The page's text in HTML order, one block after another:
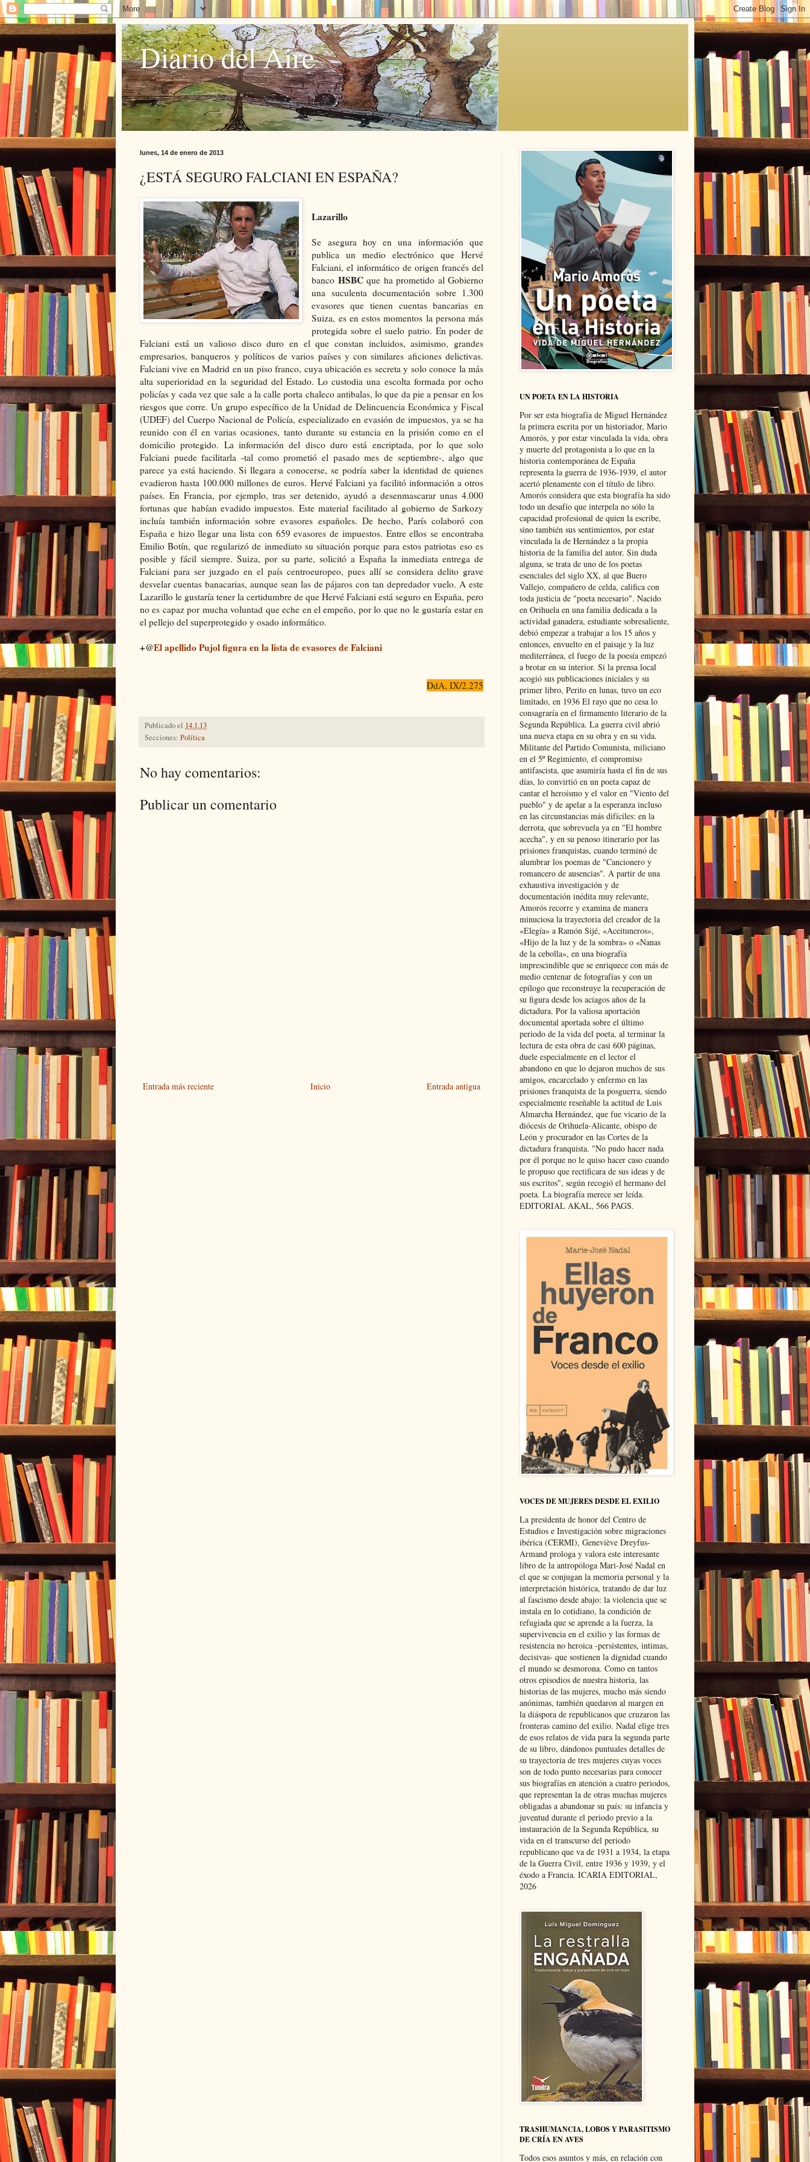
Diario del Aire
lunes, 14 de enero de 2013
¿ESTÁ SEGURO FALCIANI EN ESPAÑA?
Lazarillo
Se asegura hoy en una información que
publica un medio electrónico que Hervé
Falciani, el informático de origen francés del
banco HSBCque ha prometido al Gobierno
una suculenta documentación sobre 1.300
evasores que tienen cuentas bancarias en
Suiza, es en estos momentos la persona más
protegida sobre el suelo patrio. En poder de
Falciani está un valioso disco duro en el que constan incluidos, asimismo, grandes
empresarios, banqueros y políticos de varios países y con similares aficiones delictivas.
Falciani vive en Madrid en un piso franco, cuya ubicación es secreta y solo conoce la más
alta superioridad en la seguridad del Estado. Lo custodia una escolta formada por ocho
policías y cada vez que sale a la calle porta chaleco antibalas, lo que da pie a pensar en los
riesgos que corre. Un grupo específico de la Unidad de Delincuencia Económica y Fiscal
(UDEF) del Cuerpo Nacional de Policía, especializado en evasión de impuestos, ya se ha
reunido con él en varias ocasiones, tanto durante su estancia en la prisión como en el
domicilio protegido. La información del disco duro está encriptada, por lo que solo
Falciani puede facilitarla -tal como prometió el pasado mes de septiembre-, algo que
parece ya está haciendo. Si llegara a conocerse, se podría saber la identidad de quienes
evadieron hasta 100.000 millones de euros. Hervé Falciani ya facilitó información a otros
países. En Francia, por ejemplo, tras ser detenido, ayudó a desenmascarar unas 4.000
fortunas que habían evadido impuestos. Este material facilitado al gobierno de Sarkozy
incluía también información sobre evasores españoles. De hecho, París colaboró con
España e hizo llegar una lista con 659evasores de impuestos. Entre ellos se encontraba
Emilio Botín, que regularizó de inmediato su situación porque para estos patriotas eso es
posible y fácil siempre. Suiza, por su parte, solicitó a España la inmediata entrega de
Falciani para ser juzgado en el país centroeuropeo, pues allí se considera delito grave
desvelar cuentas banacarias, aunque sean las de pájaros con tan depredador vuelo. A este
Lazarillo le gustaría tener la certidumbre de que Hervé Falciani está seguro en España, pero
no es capaz por mucha voluntad que eche en el empeño, por lo que no le gustaría estar en
el pellejo del superprotegido y osado informático.
+@El apellido Pujol figura en la lista de evasores de Falciani
DdA, IX/2.275
Publicado el 14.1.13
Secciones: Política
No hay comentarios:
Publicar un comentario
Entrada más reciente Entrada antigua
Inicio
UN POETA EN LA HISTORIA
Por ser esta biografía de Miguel Hernández
la primera escrita por un historiador, Mario
Amorós, y por estar vinculada la vida, obra
y muerte del protagonista a lo que en la
historia contemporánea de España
representa la guerra de 1936-1939, el autor
acertó plenamente con el título de libro.
Amorós considera que esta biografía ha sido
todo un desafío que interpela no sólo la
capacidad profesional de quien la escribe,
sino también sus sentimientos, por estar
vinculada la de Hernández a la propia
historia de la familia del autor. Sin duda
alguna, se trata de uno de los poetas
esenciales del siglo XX, al que Buero
Vallejo, compañero de celda, califica con
toda justicia de "poeta necesario". Nacido
en Orihuela en una familia dedicada a la
actividad ganadera, estudiante sobresaliente,
debió empezar a trabajar a los 15 años y
entonces, envuelto en el paisaje y la luz
mediterránea, el fuego de la poesía empezó
a brotar en su interior. Si la prensa local
acogió sus publicaciones iniciales y su
primer libro, Perito en lunas, tuvo un eco
limitado, en 1936 El rayo que no cesa lo
consagraría en el firmamento literario de la
Segunda República. La guerra civil abrió
una nueva etapa en su obra y en su vida.
Militante del Partido Comunista, miliciano
en el 5º Regimiento, el compromiso
antifascista, que asumiría hasta el fin de sus
días, lo convirtió en un poeta capaz de
cantar el heroísmo y el valor en "Viento del
pueblo" y de apelar a la esperanza incluso
en las circunstancias más difíciles: en la
derrota, que sobrevuela ya en "El hombre
acecha", y en su penoso itinerario por las
prisiones franquistas, cuando terminó de
alumbrar los poemas de "Cancionero y
romancero de ausencias". A partir de una
exhaustiva investigación y de
documentación inédita muy relevante,
Amorós recorre y examina de manera
minuciosa la trayectoria del creador de la
«Elegía» a Ramón Sijé, «Aceituneros»,
«Hijo de la luz y de la sombra» o «Nanas
de la cebolla», en una biografía
imprescindible que se enriquece con más de
medio centenar de fotografías y con un
epílogo que reconstruye la recuperación de
su figura desde los aciagos años de la
dictadura. Por la valiosa aportación
documental aportada sobre el último
periodo de la vida del poeta, al terminar la
lectura de esta obra de casi 600 páginas,
duele especialmente en el lector el
abandono en que lo dejaron muchos de sus
amigos, encarcelado y enfermo en las
prisiones franquista de la posguerra, siendo
especialmente reseñable la actitud de Luis
Almarcha Hernández, que fue vicario de la
diócesis de Orihuela-Alicante, obispo de
León y procurador en las Cortes de la
dictadura franquista. "No pudo hacer nada
por él porque no le quiso hacer caso cuando
le propuso que rectificara de sus ideas y de
sus escritos", según recogió el hermano del
poeta. La biografía merece ser leída.
EDITORIAL AKAL, 566 PAGS.
VOCES DE MUJERES DESDE EL EXILIO
La presidenta de honor del Centro de
Estudios e Investigación sobre migraciones
ibérica (CERMI), Geneviève Dreyfus-
Armand prologa y valora este interesante
libro de la antropóloga Mari-José Nadal en
el que se conjugan la memoria personal y la
interpretación histórica, tratando de dar luz
al fascismo desde abajo: la violencia que se
instala en lo cotidiano, la condición de
refugiada que se aprende a la fuerza, la
supervivencia en el exilio y las formas de
resistencia no heroica -persistentes, intimas,
decisivas- que sostienen la dignidad cuando
el mundo se desmorona. Como en tantos
otros episodios de nuestra historia, las
historias de las mujeres, mucho más siendo
anónimas, también quedaron al margen en
la diáspora de republicanos que cruzaron las
fronteras camino del exilio. Nadal elige tres
de esos relatos de vida para la segunda parte
de su libro, dándonos puntuales detalles de
su trayectoria de tres mujeres cuyas voces
son de todo punto necesarias para conocer
sus biografías en atención a cuatro periodos,
que representan la de otras muchas mujeres
obligadas a abandonar su país: su infancia y
juventud durante el periodo previo a la
instauración de la Segunda República, su
vida en el transcurso del periodo
republicano que va de 1931 a 1934, la etapa
de la Guerra Civil, entre 1936 y 1939, y el
éxodo a Francia. ICARIA EDITORIAL,
2026
TRASHUMANCIA, LOBOS Y PARASITISMO
DE CRÍA EN AVES
Todos esos asuntos y más, en relación con